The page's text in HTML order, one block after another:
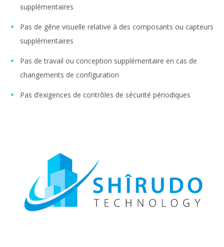
supplémentaires
Pas de gêne visuelle relative à des composants ou capteurs
supplémentaires
Pas de travail ou conception supplémentaire en cas de
changements de configuration
Pas d’exigences de contrôles de sécurité périodiques